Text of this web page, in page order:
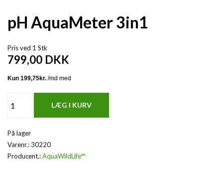
pH AquaMeter 3in1
Pris ved 1 Stk
799,00 DKK
På lager
Varenr.:30220
Producent.:AquaWildLife™